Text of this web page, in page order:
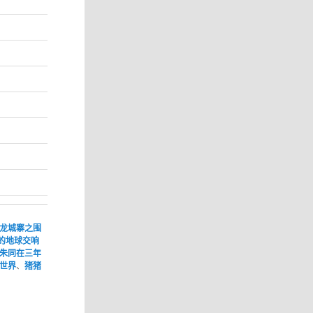
城寨之围
地球交响
朱同在三年
界、猪猪